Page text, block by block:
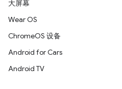
大屏幕
Wear OS
ChromeOS 设备
Android for Cars
Android TV